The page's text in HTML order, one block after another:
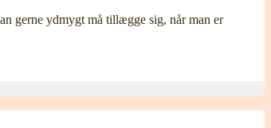
gerne ydmygt må tillægge sig, når man er